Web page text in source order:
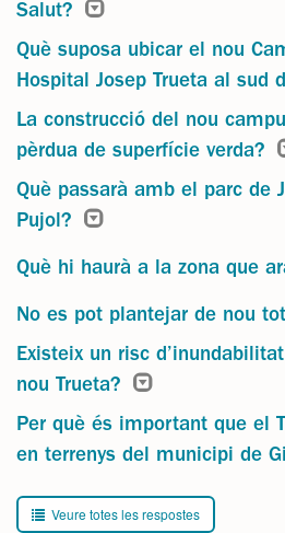
Salut?
Què suposa ubicar el nou
Hospital Josep Trueta al sud
La construcció del nou
pèrdua de superfície verda?
Què passarà amb el parc de
Pujol?
Què hi haurà a la zona que
No es pot plantejar de nou
Existeix un risc
nou Trueta?
Per què és important que el
en terrenys del municipi de
Veure totes les respostes